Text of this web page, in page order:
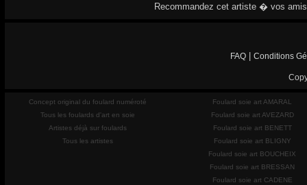
Recommandez cet artiste � vos
FAQ Conditions
Concept original du foulard numéroté
Tous les foulards d'art en soie
Artistes déjà sur foulards
Tous les artistes
Foulard soie art AMARAL
Foulard soie art AVEZARD
Foulard soie art BENETT
Foulard soie art BLIGNY
Foulard soie art BOUCHEIX
Foulard soie art BRESSAN
Foulard soie art CADENE